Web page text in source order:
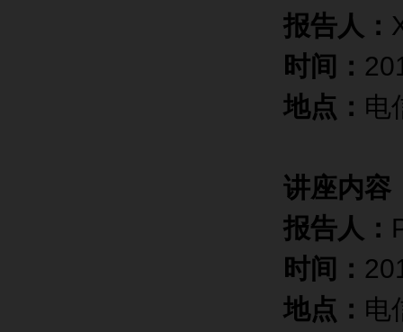
报告人：
时间：
地点： 电
讲座内容
报告人：
时间：
地点： 电